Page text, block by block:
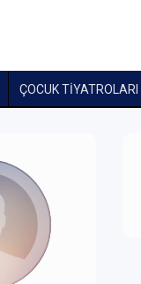
ÇOCUK TIYATROLARI